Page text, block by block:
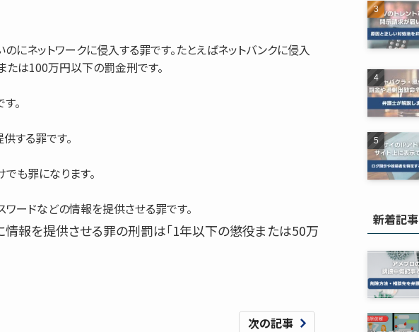
ネットワークに侵入する罪です。たとえばネットバンクに侵入
は100万円以下の罰金刑です。
。
する罪です。
も罪になります。
ードなどの情報を提供させる罪です。
情報を提供させる罪の刑罰は「1年以下の懲役または50万
次の記事
新着記事